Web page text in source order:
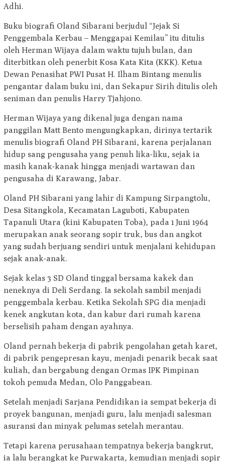
Adhi.
Buku biografi Oland Sibarani berjudul “Jejak Si
Penggembala Kerbau – Menggapai Kemilau” itu ditulis
oleh Herman Wijaya dalam waktu tujuh bulan, dan
diterbitkan oleh penerbit Kosa Kata Kita (KKK). Ketua
Dewan Penasihat PWI Pusat H. Ilham Bintang menulis
pengantar dalam buku ini, dan Sekapur Sirih ditulis oleh
seniman dan penulis Harry Tjahjono.
Herman Wijaya yang dikenal juga dengan nama
panggilan Matt Bento mengungkapkan, dirinya tertarik
menulis biografi Oland PH Sibarani, karena perjalanan
hidup sang pengusaha yang penuh lika-liku, sejak ia
masih kanak-kanak hingga menjadi wartawan dan
pengusaha di Karawang, Jabar.
Oland PH Sibarani yang lahir di Kampung Sirpangtolu,
Desa Sitangkola, Kecamatan Laguboti, Kabupaten
Tapanuli Utara (kini Kabupaten Toba), pada 1 Juni 1964
merupakan anak seorang sopir truk, bus dan angkot
yang sudah berjuang sendiri untuk menjalani kehidupan
sejak anak-anak.
Sejak kelas 3 SD Oland tinggal bersama kakek dan
neneknya di Deli Serdang. Ia sekolah sambil menjadi
penggembala kerbau. Ketika Sekolah SPG dia menjadi
kenek angkutan kota, dan kabur dari rumah karena
berselisih paham dengan ayahnya.
Oland pernah bekerja di pabrik pengolahan getah karet,
di pabrik pengepresan kayu, menjadi penarik becak saat
kuliah, dan bergabung dengan Ormas IPK Pimpinan
tokoh pemuda Medan, Olo Panggabean.
Setelah menjadi Sarjana Pendidikan ia sempat bekerja di
proyek bangunan, menjadi guru, lalu menjadi salesman
asuransi dan minyak pelumas setelah merantau.
Tetapi karena perusahaan tempatnya bekerja bangkrut,
ia lalu berangkat ke Purwakarta, kemudian menjadi sopir